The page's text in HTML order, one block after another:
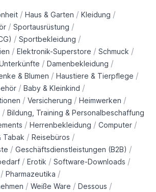
/ Haus & Garten / Kleidung /
/ Sportausrüstung /
/ Sportbekleidung /
/ Elektronik-Superstore / Schmuck /
/ Damenbekleidung /
& Blumen / Haustiere & Tierpflege /
/ Baby & Kleinkind /
/ Versicherung / Heimwerken /
/ Bildung, Training & Personalbeschaffung
/ Herrenbekleidung / Computer /
Tabak / Reisebüros /
/ Geschäftsdienstleistungen (B2B) /
/ Erotik / Software-Downloads /
/ Pharmazeutika /
/ Weiße Ware / Dessous /